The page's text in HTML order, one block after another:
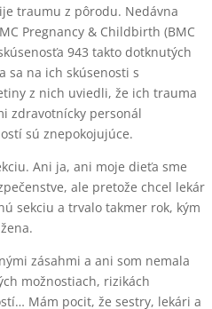
traumu z pôrodu. Nedávna
Pregnancy & Childbirth (BMC
943 takto dotknutých
sa na ich skúsenosti s
z nich uviedli, že ich trauma
zdravotnícky personál
sú znepokojujúce.
Ani ja, ani moje dieťa sme
ale pretože chcel lekár
sekciu a trvalo takmer rok, kým
zásahmi a ani som nemala
možnostiach, rizikách
Mám pocit, že sestry, lekári a